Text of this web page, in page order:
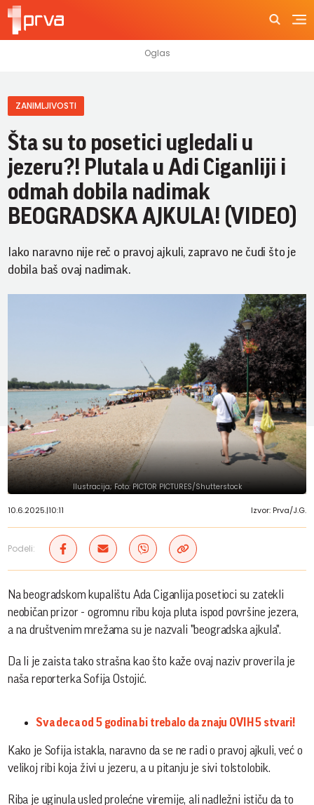
ZANIMLJIVOSTI
Šta su to posetici ugledali u
jezeru?! Plutala u Adi Ciganliji i
odmah dobila nadimak
BEOGRADSKA AJKULA! (VIDEO)
Iako naravno nije reč o pravoj ajkuli, zapravo ne čudi što je
dobila baš ovaj nadimak.
Ilustracija; Foto: PICTOR PICTURES/Shutterstock
10.6.2025.|10:11 Izvor: Prva/J.G.
Podeli:
Na beogradskom kupalištu Ada Ciganlija posetioci su zatekli
neobičan prizor - ogromnu ribu koja pluta ispod površine jezera,
a na društvenim mrežama su je nazvali "beogradska ajkula".
Da li je zaista tako strašna kao što kaže ovaj naziv proverila je
naša reporterka Sofija Ostojić.
Sva deca od 5 godina bi trebalo da znaju OVIH 5 stvari!
Kako je Sofija istakla, naravno da se ne radi o pravoj ajkuli, već o
velikoj ribi koja živi u jezeru, a u pitanju je sivi tolstolobik.
Riba je uginula usled prolećne viremije, ali nadležni ističu da to